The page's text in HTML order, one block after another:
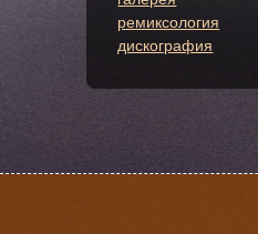
ремиксология
дискография